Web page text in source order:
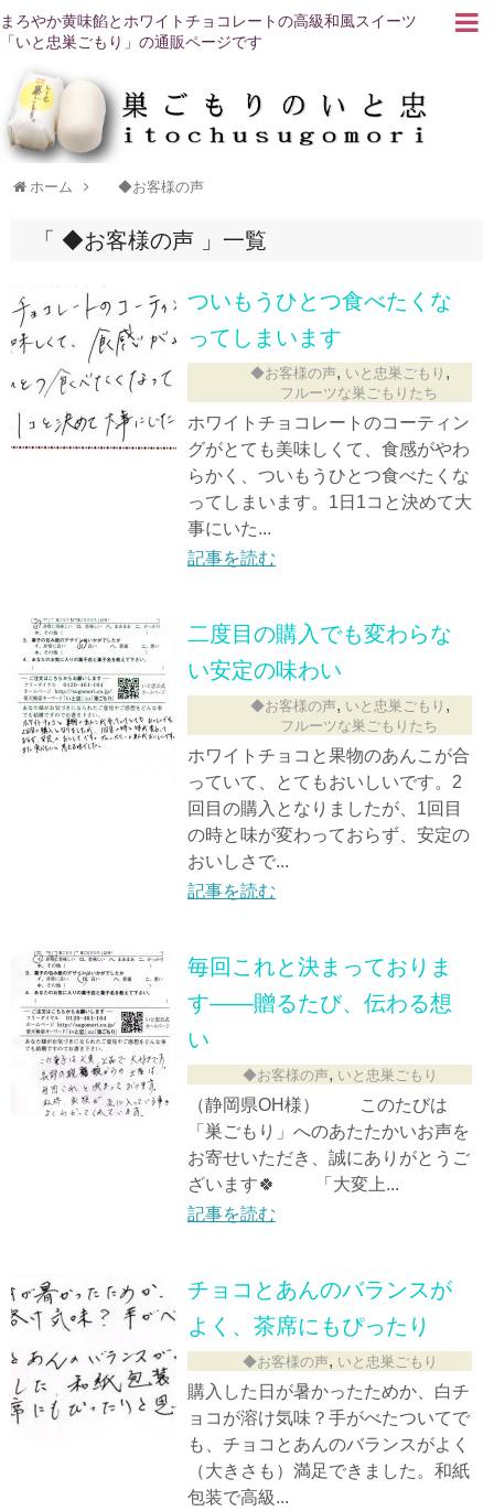
まろやか黄味餡とホワイトチョコレートの高級和風スイーツ
「いと忠巣ごもり」の通販ページです
ホーム ◆お客様の声
◆お客様の声 一覧
ついもうひとつ食べたくな
ってしまいます
◆お客様の声, いと忠巣ごもり ,
フルーツな巣ごもりたち
ホワイトチョコレートのコーティン
グがとても美味しくて、食感がやわ
らかく、ついもうひとつ食べたくな
ってしまいます。1日1コと決めて大
事にいた...
記事を読む
二度目の購入でも変わらな
い安定の味わい
◆お客様の声, いと忠巣ごもり ,
フルーツな巣ごもりたち
ホワイトチョコと果物のあんこが合
っていて、とてもおいしいです。2
回目の購入となりましたが、1回目
の時と味が変わっておらず、安定の
おいしさで...
記事を読む
毎回これと決まっておりま
す——贈るたび、伝わる想
い
◆お客様の声, いと忠巣ごもり
（静岡県OH様） このたびは
「巣ごもり」へのあたたかいお声を
お寄せいただき、誠にありがとうご
ざいます🍀 「大変上...
記事を読む
チョコとあんのバランスが
よく、茶席にもぴったり
◆お客様の声, いと忠巣ごもり
購入した日が暑かったためか、白チ
ョコが溶け気味？手がべたついてで
も、チョコとあんのバランスがよく
（大きさも）満足できました。和紙
包装で高級...